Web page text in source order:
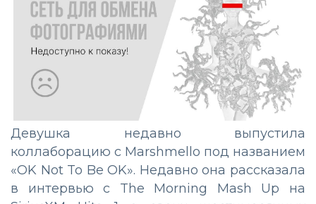
Девушка недавно выпустила
коллаборацию с Marshmello под названием
«OK Not To Be OK». Недавно она рассказала
в интервью с The Morning Mash Up на